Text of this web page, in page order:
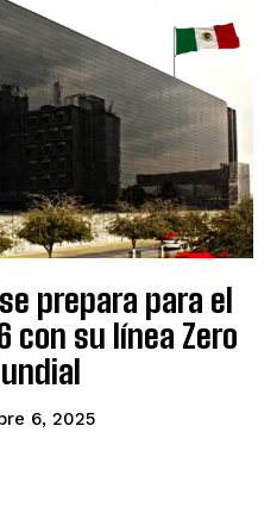
prepara para el
con su línea Zero
6, 2025